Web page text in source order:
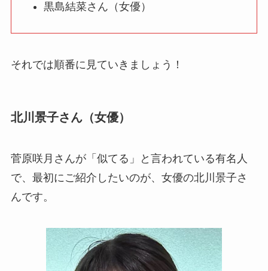
黒島結菜さん（女優）
それでは順番に見ていきましょう！
北川景子さん（女優）
菅原咲月さんが「似てる」と言われている有名人
で、最初にご紹介したいのが、女優の北川景子さ
んです。